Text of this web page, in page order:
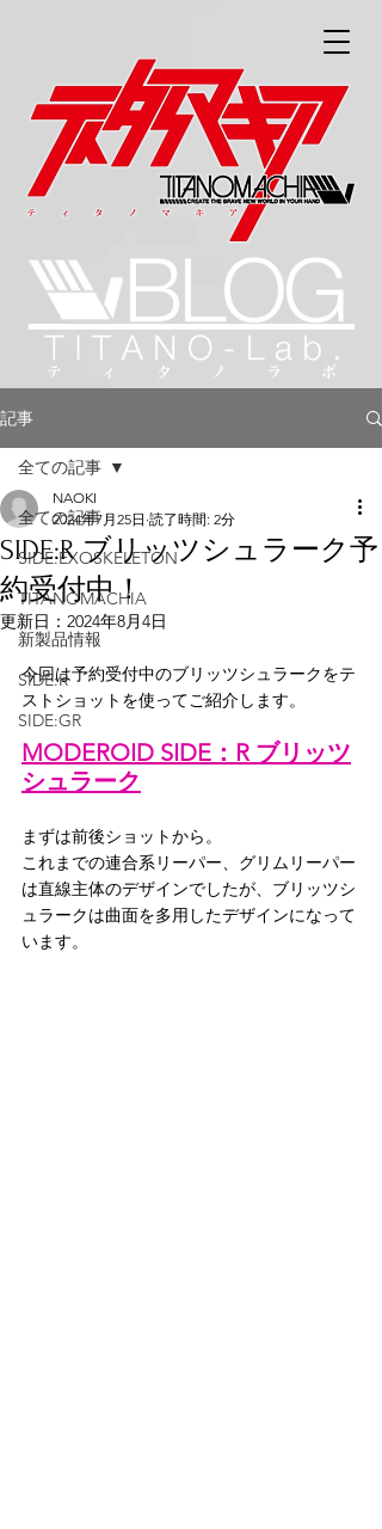
記事
全ての記事
SIDE:EXOSKELETON
TITANOMACHIA
新製品情報
SIDE:R
SIDE:GR
全ての記事
SIDE:R ブリッツシュラーク予
約受付中！
NAOKI
2024年7月25日 読了時間: 2分
更新日： 2024年8月4日
今回は予約受付中のブリッツシュラークをテ
ストショットを使ってご紹介します。
MODEROID SIDE：R ブリッツ
シュラーク
まずは前後ショットから。
これまでの連合系リーパー、グリムリーパー
は直線主体のデザインでしたが、ブリッツシ
ュラークは曲面を多用したデザインになって
います。